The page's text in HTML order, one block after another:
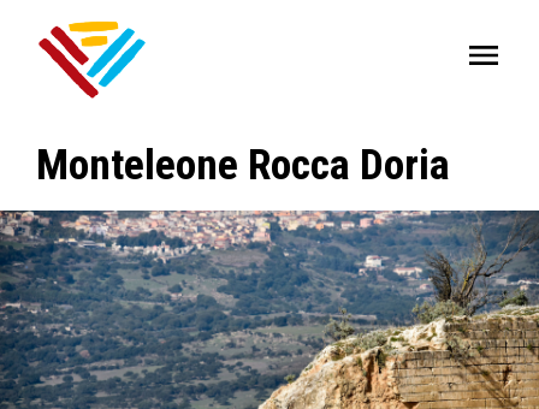
Monteleone Rocca Doria